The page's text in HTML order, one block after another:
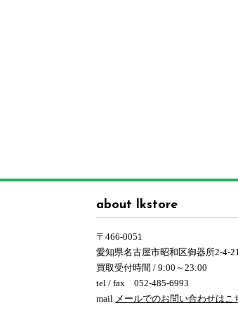
about lkstore
〒466-0051
愛知県名古屋市昭和区御器所2-4-
買取受付時間 / 9:00～23:00
tel / fax 052-485-6993
mail メールでのお問い合わせはこ